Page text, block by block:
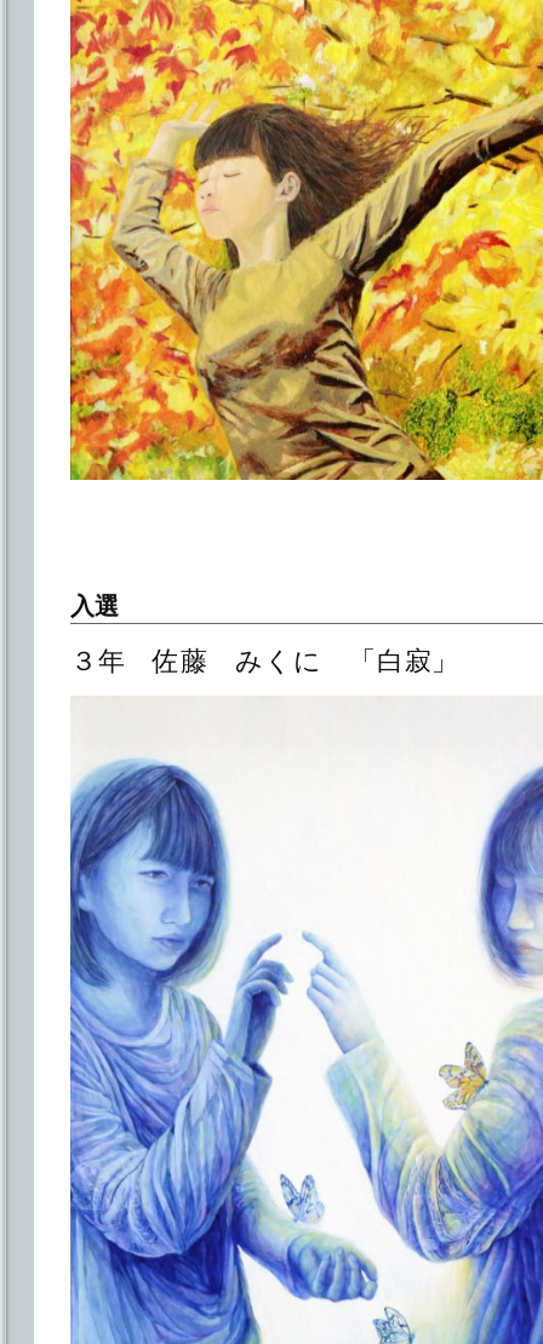
入選
３年 佐藤 みくに 「白寂」